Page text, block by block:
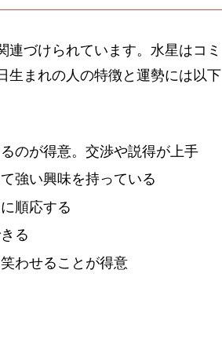
づけられています。水星はコミ
生まれの人の特徴と運勢には以下
のが得意。交渉や説得が上手
強い興味を持っている
順応する
る
わせることが得意